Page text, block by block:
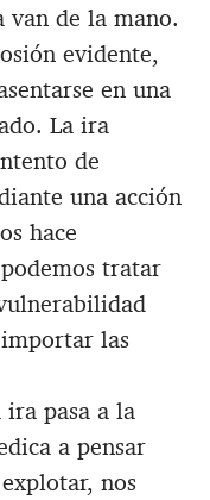
van de la mano.
evidente,
en una
La ira
de
una acción
hace
tratar
las
pasa a la
a pensar
nos